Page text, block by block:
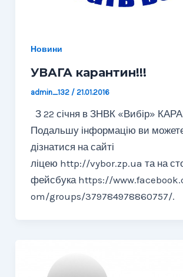
Новини
УВАГА карантин!!!
admin_132 / 21.01.2016
З 22 січня в ЗНВК «Вибір»
Подальшу інформацію ви
дізнатися на сайті
ліцею http://vybor.zp.ua та на
фейсбука https://
om/groups/379784978860757/.